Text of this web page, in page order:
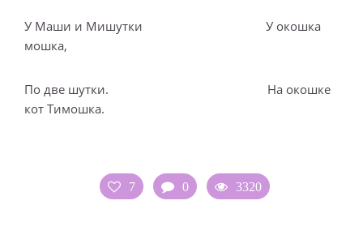
У Маши и Мишутки У окошка
мошка,
По две шутки. На окошке
кот Тимошка.
7 0 3320